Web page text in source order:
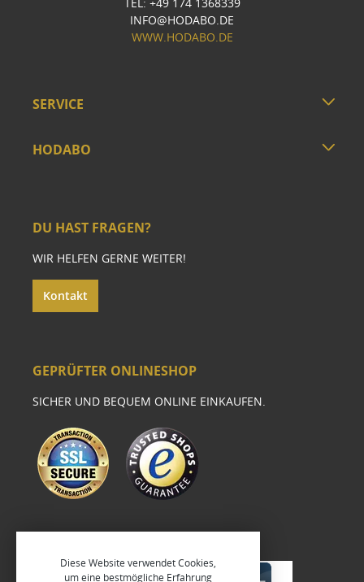
INFO@HODABO.DE
WWW.HODABO.DE
SERVICE
HODABO
DU HAST FRAGEN?
WIR HELFEN GERNE WEITER!
Kontakt
GEPRÜFTER ONLINESHOP
SICHER UND BEQUEM ONLINE EINKAUFEN.
Diese Website verwendet Cookies,
um eine bestmögliche Erfahrung